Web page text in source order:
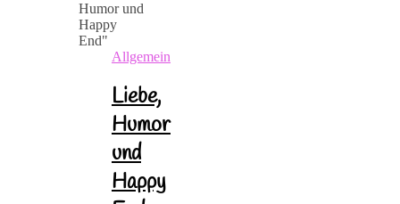
Allgemein
Liebe,
Humor
und
Happy